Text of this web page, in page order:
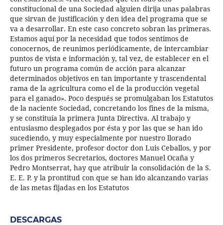
constitucional de una Sociedad alguien dirija unas palabras
que sirvan de justificación y den idea del programa que se
va a desarrollar. En este caso concreto sobran las primeras.
Estamos aquí por la necesidad que todos sentimos de
conocernos, de reunimos periódicamente, de intercambiar
puntos de vista e información y, tal vez, de establecer en el
futuro un programa común de acción para alcanzar
determinados objetivos en tan importante y trascendental
rama de la agricultura como el de la producción vegetal
para el ganado». Poco después se promulgaban los Estatutos
de la naciente Sociedad, concretando los fines de la misma,
y se constituía la primera Junta Directiva. Al trabajo y
entusiasmo desplegados por ésta y por las que se han ido
sucediendo, y muy especialmente por nuestro llorado
primer Presidente, profesor doctor don Luis Ceballos, y por
los dos primeros Secretarios, doctores Manuel Ocaña y
Pedro Montserrat, hay que atribuir la consolidación de la S.
E. E. P. y la prontitud con que se han ido alcanzando varias
de las metas fijadas en los Estatutos
DESCARGAS